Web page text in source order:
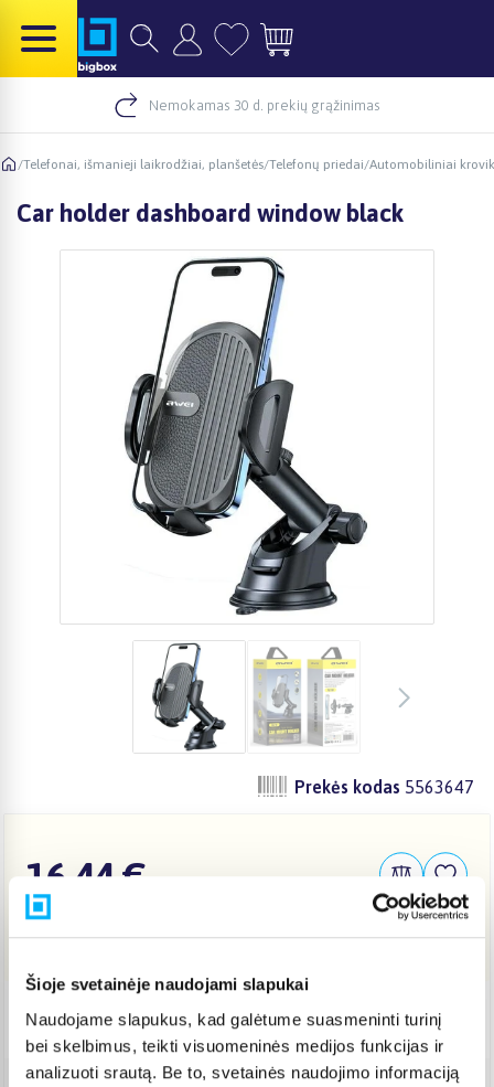
Šioje svetainėje naudojami slapukai
Naudojame slapukus, kad galėtume suasmeninti turinį
bei skelbimus, teikti visuomeninės medijos funkcijas ir
analizuoti srautą. Be to, svetainės naudojimo informaciją
Nemokamas 30 d. prekių grąžinimas
/Telefonai, išmanieji laikrodžiai, planšetės/Telefonų priedai/Automobiliniai
Car holder dashboard window black
Prekės kodas 5563647
16,44 €
Į KREPŠELĮ
Pristatymas Lietuvoje: 7-12 d.d.